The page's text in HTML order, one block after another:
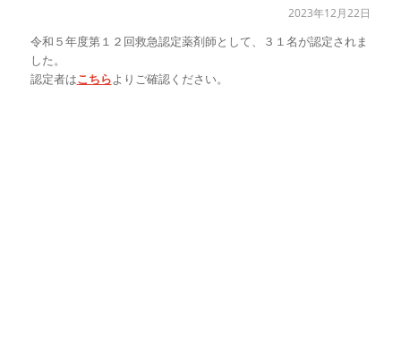
2023年12月22日
令和５年度第１２回救急認定薬剤師として、３１名が認定されま
した。
認定者はこちらよりご確認ください。